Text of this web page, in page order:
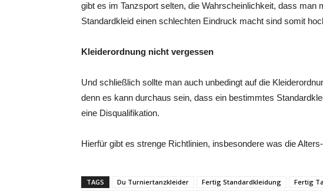
gibt es im Tanzsport selten, die Wahrscheinlichkeit, dass man
Standardkleid einen schlechten Eindruck macht sind somit
Kleiderordnung nicht vergessen
Und schließlich sollte man auch unbedingt auf die
denn es kann durchaus sein, dass ein bestimmtes
eine Disqualifikation.
Hierfür gibt es strenge Richtlinien, insbesondere was die
TAGS Du Turniertanzkleider Fertig Standardkleidung Fertig